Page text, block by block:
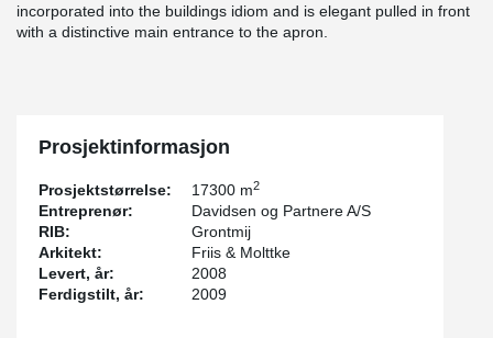
incorporated into the buildings idiom and is elegant pulled in front
with a distinctive main entrance to the apron.
Prosjektinformasjon
Prosjektstørrelse: 17300 m2
Entreprenør:
Davidsen og Partnere A/S
RIB:
Grontmij
Arkitekt:
Friis & Molttke
Levert, år:
2008
Ferdigstilt, år:
2009